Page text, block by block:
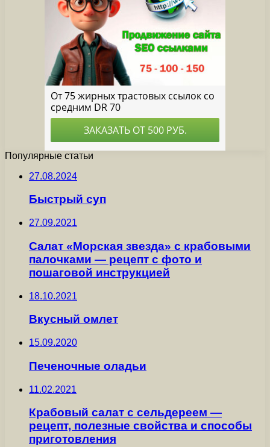
Популярные статьи
27.08.2024
Быстрый суп
27.09.2021
Салат «Морская звезда» с крабовыми
палочками — рецепт с фото и
пошаговой инструкцией
18.10.2021
Вкусный омлет
15.09.2020
Печеночные оладьи
11.02.2021
Крабовый салат с сельдереем —
рецепт, полезные свойства и способы
приготовления